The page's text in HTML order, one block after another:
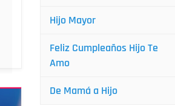
Hijo Mayor
Feliz Cumpleaños Hijo Te
Amo
De Mamá a Hijo